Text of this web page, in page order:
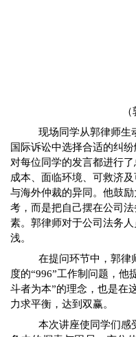
（
现场同学从郭律师生
国际诉讼中选择合适的纠
对每位同学的发言都进行
成本、面临环境、可救济
与海外仲裁的异同。他鼓
考，而是把自己摆在公司法
素。 郭律师对于公司法务
浅。
在提问环节中 ，郭律
度的“996”工作制 问题 ， 他
斗者为本”的理念，也是在
力求平衡， 达到双赢。
本次讲座使同学们感